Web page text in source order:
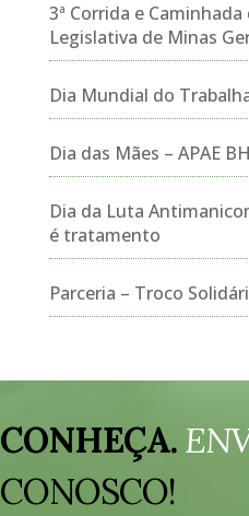
3ª Corrida e
Legislativa de Minas
Dia Mundial do
Dia das Mães – APAE BH
Dia da Luta
é tratamento
Parceria – Troco
de
vídeo
CONHEÇA.
CONOSCO!